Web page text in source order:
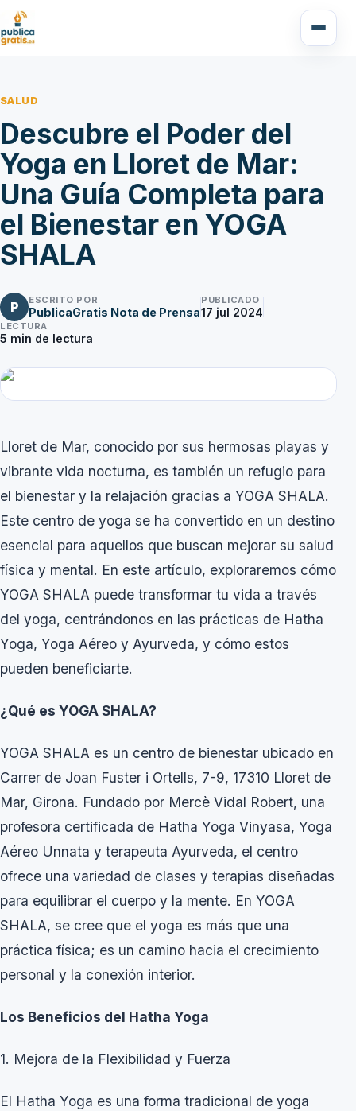
SALUD
Descubre el Poder del
Yoga en Lloret de Mar:
Una Guía Completa para
el Bienestar en YOGA
SHALA
P ESCRITO POR
PublicaGratis Nota de Prensa
PUBLICADO
17 jul 2024
LECTURA
5 min de lectura
Lloret de Mar, conocido por sus hermosas playas y
vibrante vida nocturna, es también un refugio para
el bienestar y la relajación gracias a YOGA SHALA.
Este centro de yoga se ha convertido en un destino
esencial para aquellos que buscan mejorar su salud
física y mental. En este artículo, exploraremos cómo
YOGA SHALA puede transformar tu vida a través
del yoga, centrándonos en las prácticas de Hatha
Yoga, Yoga Aéreo y Ayurveda, y cómo estos
pueden beneficiarte.
¿Qué es YOGA SHALA?
YOGA SHALA es un centro de bienestar ubicado en
Carrer de Joan Fuster i Ortells, 7-9, 17310 Lloret de
Mar, Girona. Fundado por Mercè Vidal Robert, una
profesora certificada de Hatha Yoga Vinyasa, Yoga
Aéreo Unnata y terapeuta Ayurveda, el centro
ofrece una variedad de clases y terapias diseñadas
para equilibrar el cuerpo y la mente. En YOGA
SHALA, se cree que el yoga es más que una
práctica física; es un camino hacia el crecimiento
personal y la conexión interior.
Los Beneficios del Hatha Yoga
1. Mejora de la Flexibilidad y Fuerza
El Hatha Yoga es una forma tradicional de yoga